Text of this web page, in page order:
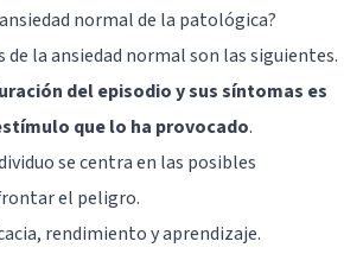
normal de la patológica?
de la ansiedad normal son las siguientes.
del episodio y sus síntomas es
que lo ha provocado.
se centra en las posibles
el peligro.
rendimiento y aprendizaje.